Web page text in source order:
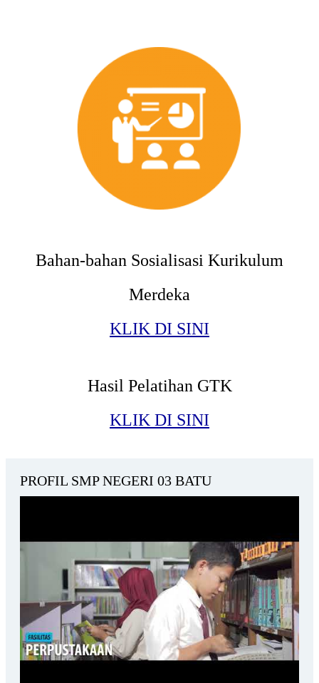
Bahan-bahan Sosialisasi Kurikulum
Merdeka
KLIK DI SINI
Hasil Pelatihan GTK
KLIK DI SINI
PROFIL SMP NEGERI 03 BATU